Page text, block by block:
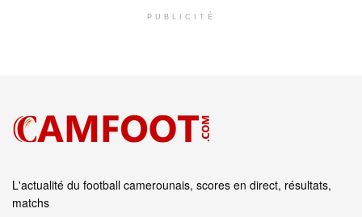
PUBLICITÉ
L'actualité du football camerounais, scores en direct, résultats,
matchs